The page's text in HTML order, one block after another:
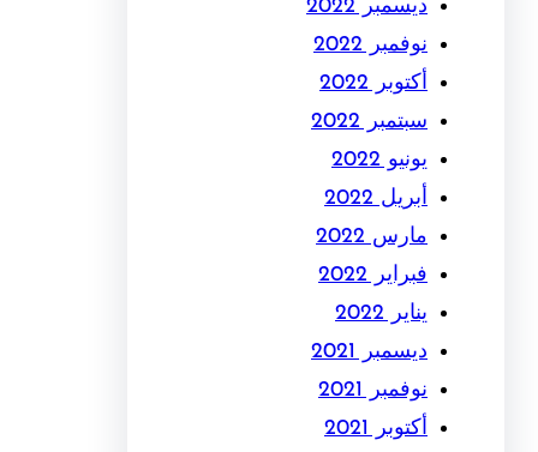
ديسمبر 2022
نوفمبر 2022
أكتوبر 2022
سبتمبر 2022
يونيو 2022
أبريل 2022
مارس 2022
فبراير 2022
يناير 2022
ديسمبر 2021
نوفمبر 2021
أكتوبر 2021